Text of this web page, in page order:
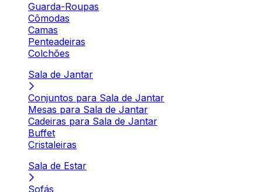
Guarda-Roupas
Cômodas
Camas
Penteadeiras
Colchões
Sala de Jantar
Conjuntos para Sala de Jantar
Mesas para Sala de Jantar
Cadeiras para Sala de Jantar
Buffet
Cristaleiras
Sala de Estar
Sofás